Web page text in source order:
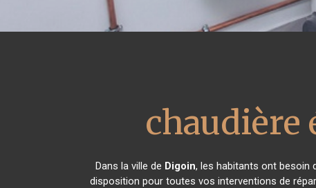
chaudière
Dans la ville de Digoin, les habitants ont besoin
disposition pour toutes vos interventions de